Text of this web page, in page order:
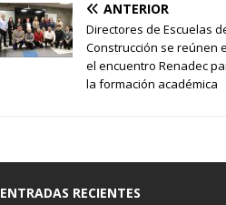
ANTERIOR
Directores de Escuelas
Construcción se reúnen
el encuentro Renadec
la formación académica
ENTRADAS RECIENTES